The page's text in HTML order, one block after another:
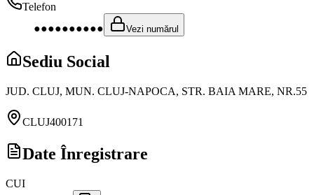
Telefon
●●●●●●●●●●
Vezi numărul
Sediu Social
JUD. CLUJ, MUN. CLUJ-NAPOCA, STR. BAIA MARE, NR.55
CLUJ400171
Date Înregistrare
CUI